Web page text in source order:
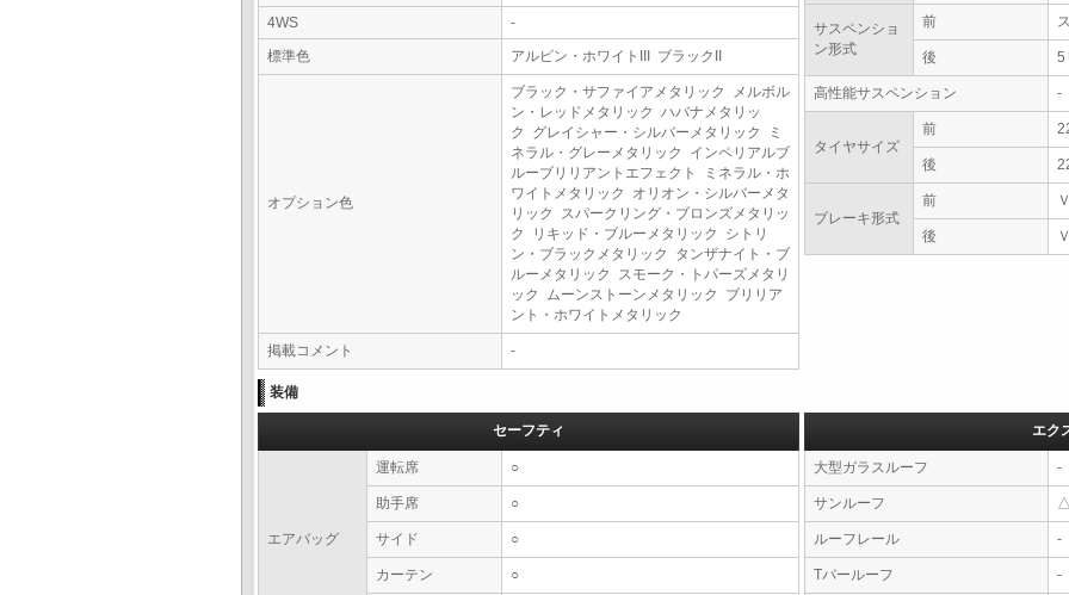
4WS
-
標準色
アルピン・ホワイトIII ブラックII
オプション色
ブラック・サファイアメタリック メルボル
ン・レッドメタリック ハバナメタリッ
ク グレイシャー・シルバーメタリック ミ
ネラル・グレーメタリック インペリアルブ
ルーブリリアントエフェクト ミネラル・ホ
ワイトメタリック オリオン・シルバーメタ
リック スパークリング・ブロンズメタリッ
ク リキッド・ブルーメタリック シトリ
ン・ブラックメタリック タンザナイト・ブ
ルーメタリック スモーク・トパーズメタリ
ック ムーンストーンメタリック ブリリア
ント・ホワイトメタリック
掲載コメント -
サスペンショ
ン形式
前
後 5
高性能サスペンション -
タイヤサイズ
前
後
ブレーキ形式
前
後
装備
セーフティ
エアバッグ
運転席 ○
助手席 ○
サイド ○
カーテン ○
エク
大型ガラスルーフ -
サンルーフ △
ルーフレール -
Tバールーフ -